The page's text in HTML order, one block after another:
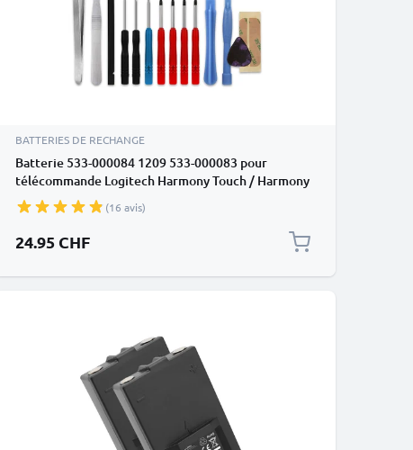
BATTERIES DE RECHANGE
Batterie 533-000084 1209 533-000083 pour
télécommande Logitech Harmony Touch / Harmony
One / Harmony Ultimate 1050mAh + kit d'outils
(16 avis)
24.95 CHF